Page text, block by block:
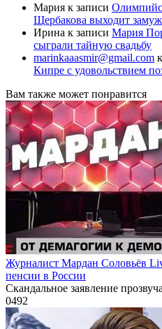
Мария к записи
Щербакова выходит замуж
Ирина к записи Мария
сыграли тайную свадьбу
marinkaaasmir@gmail.com
Кипре с удовольствием
Вам также может понравится
Журналист Мардан Соловьёв
пенсии в России
Скандальное заявление
0492